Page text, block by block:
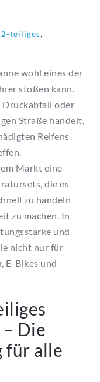
teiliges,
wohl eines der
stoßen kann.
Druckabfall oder
Straße handelt,
Reifens
Markt eine
die es
zu handeln
zu machen. In
und
nicht nur für
E-Bikes und
Die
für alle